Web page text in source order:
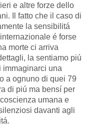
e altre forze dello
Il fatto che il caso di
la sensibilitá
é forse
morte ci arriva
la sentiamo piú
immaginarci una
a ognuno di quei 79
di piú ma bensí per
umana e
davanti agli